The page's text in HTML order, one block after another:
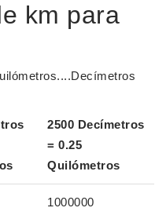
km para
2500 Decímetros
= 0.25
Quilómetros
1000000